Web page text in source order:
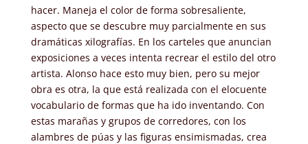
hacer. Maneja el color de forma sobresaliente,
aspecto que se descubre muy parcialmente en sus
dramáticas xilografías. En los carteles que anuncian
exposiciones a veces intenta recrear el estilo del otro
artista. Alonso hace esto muy bien, pero su mejor
obra es otra, la que está realizada con el elocuente
vocabulario de formas que ha ido inventando. Con
estas marañas y grupos de corredores, con los
alambres de púas y las figuras ensimismadas, crea